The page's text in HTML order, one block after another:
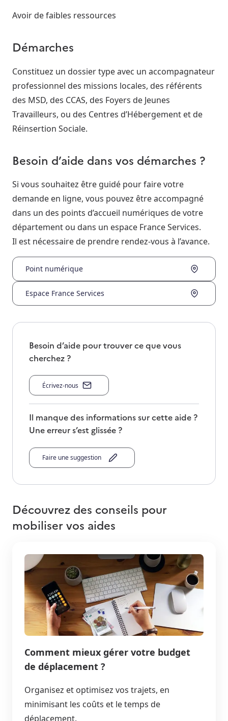
Avoir de faibles ressources
Démarches
Constituez un dossier type avec un accompagnateur
professionnel des missions locales, des référents
des MSD, des CCAS, des Foyers de Jeunes
Travailleurs, ou des Centres d’Hébergement et de
Réinsertion Sociale.
Besoin d’aide dans vos démarches ?
Si vous souhaitez être guidé pour faire votre
demande en ligne, vous pouvez être accompagné
dans un des points d’accueil numériques de votre
département ou dans un espace France Services.
Il est nécessaire de prendre rendez-vous à l’avance.
Point numérique
Espace France Services
Besoin d’aide pour trouver ce que vous
cherchez ?
Écrivez-nous
Il manque des informations sur cette aide ?
Une erreur s’est glissée ?
Faire une suggestion
Découvrez des conseils pour
mobiliser vos aides
Comment mieux gérer votre budget
de déplacement ?
Organisez et optimisez vos trajets, en
minimisant les coûts et le temps de
déplacement.